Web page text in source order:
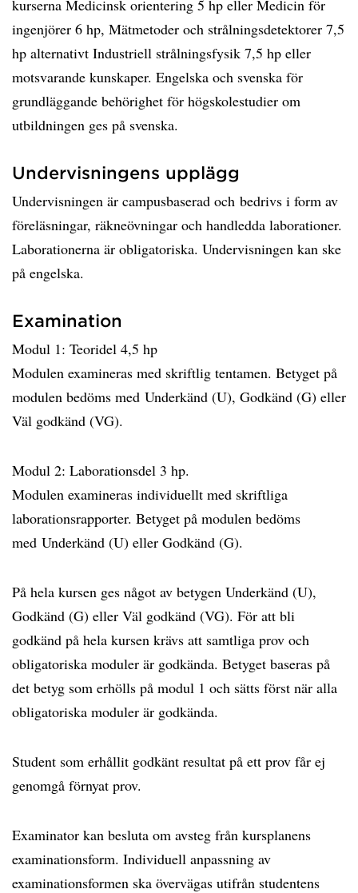
kurserna Medicinsk orientering 5 hp eller Medicin för
ingenjörer 6 hp, Mätmetoder och strålningsdetektorer 7,5
hp alternativt Industriell strålningsfysik 7,5 hp eller
motsvarande kunskaper. Engelska och svenska för
grundläggande behörighet för högskolestudier om
utbildningen ges på svenska.
Undervisningens upplägg
Undervisningen är campusbaserad och bedrivs i form av
föreläsningar, räkneövningar och handledda laborationer.
Laborationerna är obligatoriska. Undervisningen kan ske
på engelska.
Examination
Modul 1: Teoridel 4,5 hp
Modulen examineras med skriftlig tentamen. Betyget på
modulen bedöms med Underkänd (U), Godkänd (G) eller
Väl godkänd (VG).
Modul 2: Laborationsdel 3 hp.
Modulen examineras individuellt med skriftliga
laborationsrapporter. Betyget på modulen bedöms
med Underkänd (U) eller Godkänd (G).
På hela kursen ges något av betygen Underkänd (U),
Godkänd (G) eller Väl godkänd (VG). För att bli
godkänd på hela kursen krävs att samtliga prov och
obligatoriska moduler är godkända. Betyget baseras på
det betyg som erhölls på modul 1 och sätts först när alla
obligatoriska moduler är godkända.
Student som erhållit godkänt resultat på ett prov får ej
genomgå förnyat prov.
Examinator kan besluta om avsteg från kursplanens
examinationsform. Individuell anpassning av
examinationsformen ska övervägas utifrån studentens